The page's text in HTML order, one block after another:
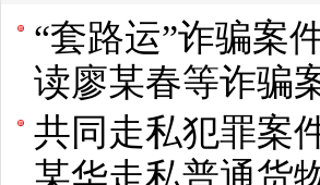
“套路运”诈骗
读廖某春等诈骗
共同走私犯罪
某华走私普通货